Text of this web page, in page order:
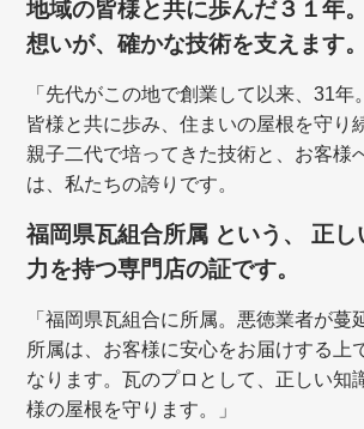
地域の皆様と共に歩んだ３１年
想いが、確かな技術を支えます。
「先代がこの地で創業して以来、31
皆様と共に歩み、住まいの屋根を守り
親子二代で培ってきた技術と、お客様
は、私たちの誇りです。
福岡県瓦組合所属 という、 正
力を持つ専門店の証です。
「福岡県瓦組合に所属。悪徳業者が蔓
所属は、お客様に安心をお届けする上
なります。瓦のプロとして、正しい知
様の屋根を守ります。」